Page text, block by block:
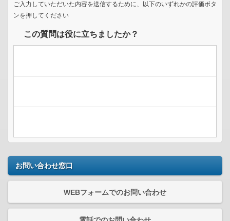
ご入力していただいた内容を送信するために、以下のいずれかの評価ボタ
ンを押してください
この質問は役に立ちましたか？
お問い合わせ窓口
WEBフォームでのお問い合わせ